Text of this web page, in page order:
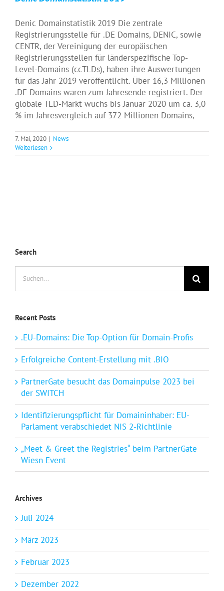
Denic Domainstatistik 2019 Die zentrale
Registrierungsstelle für .DE Domains, DENIC, sowie
CENTR, der Vereinigung der europäischen
Registrierungsstellen für länderspezifische Top-
Level-Domains (ccTLDs), haben ihre Auswertungen
für das Jahr 2019 veröffentlicht. Über 16,3 Millionen
.DE Domains waren zum Jahresende registriert. Der
globale TLD-Markt wuchs bis Januar 2020 um ca. 3,0
% im Jahresvergleich auf 372 Millionen Domains,
7. Mai, 2020 | News
Weiterlesen
Search
nach:
Recent Posts
.EU-Domains: Die Top-Option für Domain-Profis
Erfolgreiche Content-Erstellung mit .BIO
PartnerGate besucht das Domainpulse 2023 bei
der SWITCH
Identifizierungspflicht für Domaininhaber: EU-
Parlament verabschiedet NIS 2-Richtlinie
„Meet & Greet the Registries“ beim PartnerGate
Wiesn Event
Archives
Juli 2024
März 2023
Februar 2023
Dezember 2022